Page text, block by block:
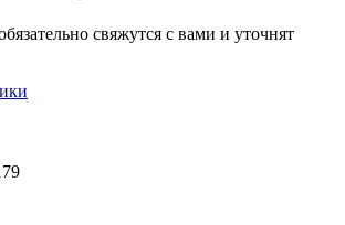
свяжутся с вами и уточнят